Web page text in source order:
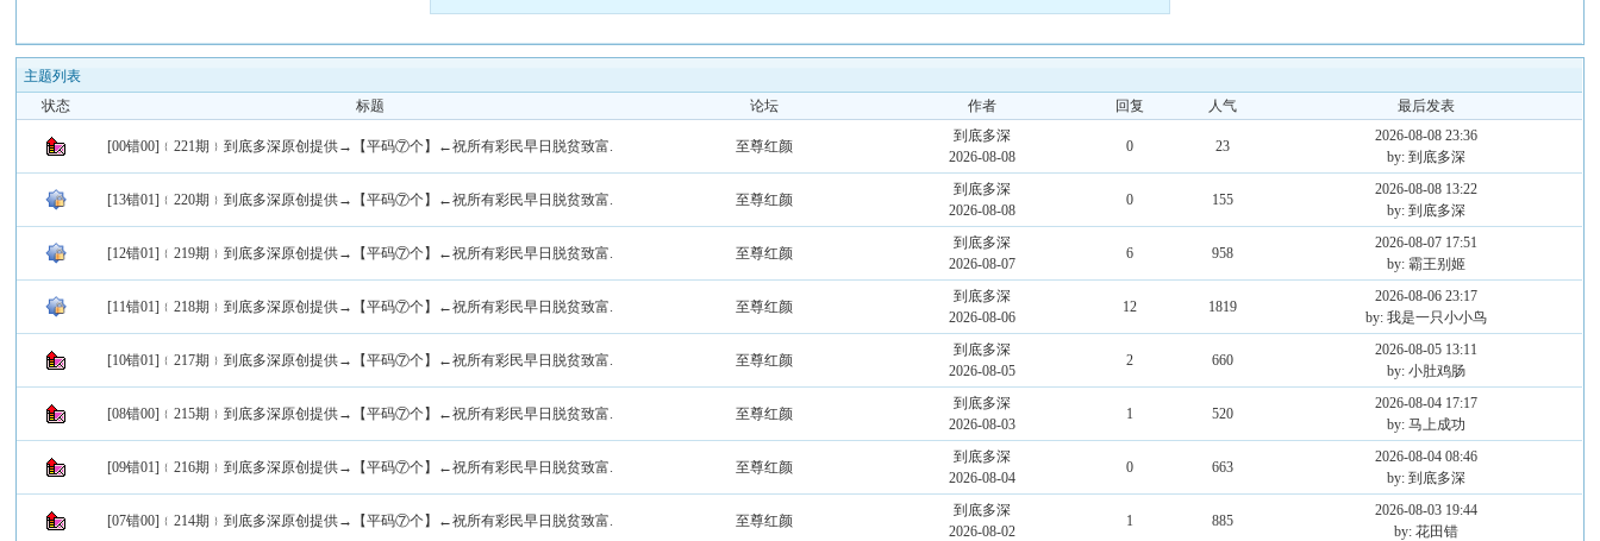
主题列表
状态
标题 论坛 作者 回复 人气 最后发表
[00错00]﹛221期﹜到底多深原创提供→【平码⑦个】←祝所有彩民早日脱贫致富. 至尊红颜
到底多深
2026-08-08
0 23
2026-08-08 23:36
by: 到底多深
[13错01]﹛220期﹜到底多深原创提供→【平码⑦个】←祝所有彩民早日脱贫致富. 至尊红颜
到底多深
2026-08-08
0 155
2026-08-08 13:22
by: 到底多深
[12错01]﹛219期﹜到底多深原创提供→【平码⑦个】←祝所有彩民早日脱贫致富. 至尊红颜
到底多深
2026-08-07
6 958
2026-08-07 17:51
by: 霸王别姬
[11错01]﹛218期﹜到底多深原创提供→【平码⑦个】←祝所有彩民早日脱贫致富. 至尊红颜
到底多深
2026-08-06
12 1819
2026-08-06 23:17
by: 我是一只小小鸟
[10错01]﹛217期﹜到底多深原创提供→【平码⑦个】←祝所有彩民早日脱贫致富. 至尊红颜
到底多深
2026-08-05
2 660
2026-08-05 13:11
by: 小肚鸡肠
[08错00]﹛215期﹜到底多深原创提供→【平码⑦个】←祝所有彩民早日脱贫致富. 至尊红颜
到底多深
2026-08-03
1 520
2026-08-04 17:17
by: 马上成功
[09错01]﹛216期﹜到底多深原创提供→【平码⑦个】←祝所有彩民早日脱贫致富. 至尊红颜
到底多深
2026-08-04
0 663
2026-08-04 08:46
by: 到底多深
[07错00]﹛214期﹜到底多深原创提供→【平码⑦个】←祝所有彩民早日脱贫致富. 至尊红颜
到底多深
2026-08-02
1 885
2026-08-03 19:44
by: 花田错